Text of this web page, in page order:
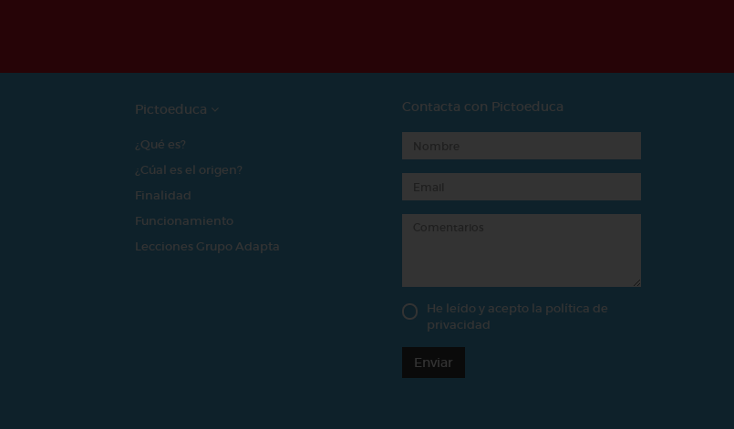
Pictoeduca
¿Qué es?
¿Cúal es el origen?
Finalidad
Funcionamiento
Lecciones Grupo Adapta
Contacta con Pictoeduca
He leído y acepto la política de
privacidad
Enviar